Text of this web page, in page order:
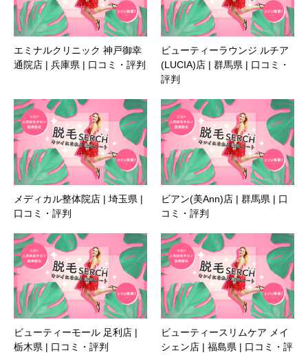
エミナルクリニック 神戸御幸
通院店 | 兵庫県 | 口コミ・評判
ビューティーラウンジ ルチア
(LUCIA)店 | 群馬県 | 口コミ・
評判
メディカル整体院店 | 埼玉県 |
口コミ・評判
ビアン(美Ann)店 | 群馬県 | 口
コミ・評判
ビューティーモール 足利店 |
栃木県 | 口コミ・評判
ビューティースリムケア メイ
シェン店 | 福島県 | 口コミ・評